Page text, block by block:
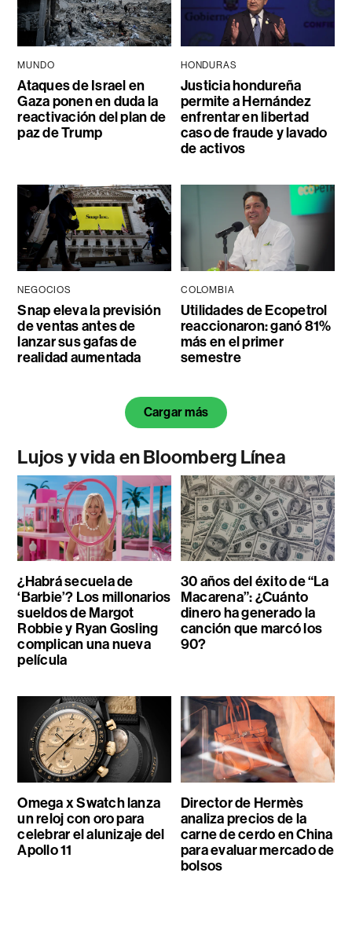
MUNDO
Ataques de Israel en
Gaza ponen en duda la
reactivación del plan de
paz de Trump
HONDURAS
Justicia hondureña
permite a Hernández
enfrentar en libertad
caso de fraude y lavado
de activos
NEGOCIOS
Snap eleva la previsión
de ventas antes de
lanzar sus gafas de
realidad aumentada
COLOMBIA
Utilidades de Ecopetrol
reaccionaron: ganó 81%
más en el primer
semestre
Cargar más
Lujos y vida en Bloomberg Línea
¿Habrá secuela de
‘Barbie’? Los millonarios
sueldos de Margot
Robbie y Ryan Gosling
complican una nueva
película
30 años del éxito de “La
Macarena”: ¿Cuánto
dinero ha generado la
canción que marcó los
90?
Omega x Swatch lanza
un reloj con oro para
celebrar el alunizaje del
Apollo 11
Director de Hermès
analiza precios de la
carne de cerdo en China
para evaluar mercado de
bolsos